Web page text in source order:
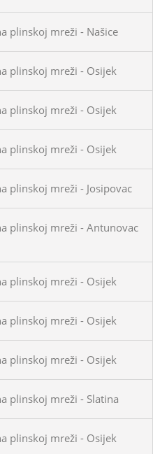
plinskoj mreži - Našice
plinskoj mreži - Osijek
plinskoj mreži - Osijek
plinskoj mreži - Osijek
plinskoj mreži - Josipovac
plinskoj mreži - Antunovac
plinskoj mreži - Osijek
plinskoj mreži - Osijek
plinskoj mreži - Osijek
plinskoj mreži - Slatina
plinskoj mreži - Osijek